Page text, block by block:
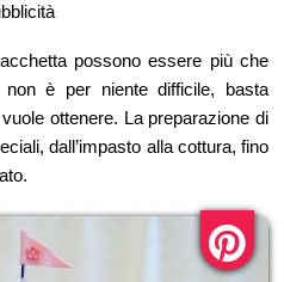
possono essere più che
è per niente difficile, basta
ottenere. La preparazione di
dall’impasto alla cottura, fino